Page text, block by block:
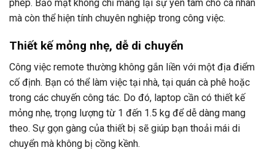
phép. Bảo mật không chỉ mang lại sự yên tâm cho cá nhân
mà còn thể hiện tính chuyên nghiệp trong công việc.
Thiết kế mỏng nhẹ, dễ di chuyển
Công việc remote thường không gắn liền với một địa điểm
cố định. Bạn có thể làm việc tại nhà, tại quán cà phê hoặc
trong các chuyến công tác. Do đó, laptop cần có thiết kế
mỏng nhẹ, trọng lượng từ 1 đến 1.5 kg để dễ dàng mang
theo. Sự gọn gàng của thiết bị sẽ giúp bạn thoải mái di
chuyển mà không bị cồng kềnh.